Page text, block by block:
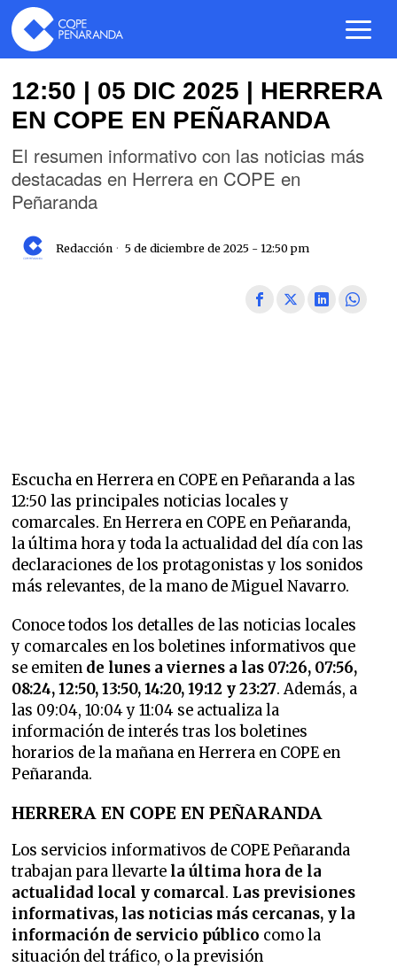
12:50 | 05 DIC 2025 | HERRERA
EN COPE EN PEÑARANDA
El resumen informativo con las noticias más
destacadas en Herrera en COPE en
Peñaranda
Redacción 5 de diciembre de 2025 - 12:50 pm
Escucha en Herrera en COPE en Peñaranda a las
12:50 las principales noticias locales y
comarcales. En Herrera en COPE en Peñaranda,
la última hora y toda la actualidad del día con las
declaraciones de los protagonistas y los sonidos
más relevantes, de la mano de Miguel Navarro.
Conoce todos los detalles de las noticias locales
y comarcales en los boletines informativos que
se emiten de lunes a viernes a las 07:26, 07:56,
08:24, 12:50, 13:50, 14:20, 19:12 y 23:27. Además, a
las 09:04, 10:04 y 11:04 se actualiza la
información de interés tras los boletines
horarios de la mañana en Herrera en COPE en
Peñaranda.
HERRERA EN COPE EN PEÑARANDA
Los servicios informativos de COPE Peñaranda
trabajan para llevarte la última hora de la
actualidad local y comarcal. Las previsiones
informativas, las noticias más cercanas, y la
información de servicio público como la
situación del tráfico, o la previsión